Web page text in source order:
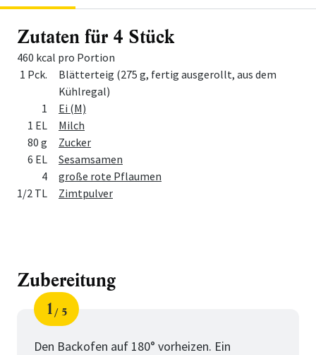
Zutaten für 4 Stück
460 kcal pro Portion
Menge
Zutat
1 Pck.
Blätterteig (275 g, fertig ausgerollt, aus dem
Kühlregal)
1
Ei (M)
1 EL
Milch
80 g
Zucker
6 EL
Sesamsamen
4
große rote Pflaumen
1/2 TL
Zimtpulver
Zubereitung
Schritt
1
von
5
Den Backofen auf 180° vorheizen. Ein